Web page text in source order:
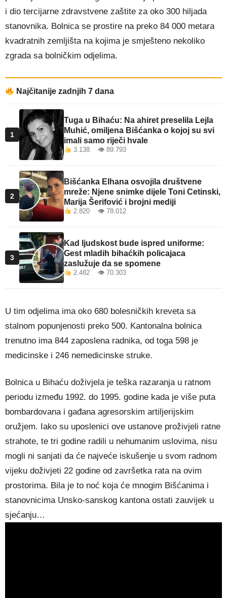
i dio tercijarne zdravstvene zaštite za oko 300 hiljada
stanovnika. Bolnica se prostire na preko 84 000 metara
kvadratnih zemljišta na kojima je smješteno nekoliko
zgrada sa bolničkim odjelima.
Najčitanije zadnjih 7 dana
1
Tuga u Bihaću: Na ahiret preselila Lejla
Muhić, omiljena Bišćanka o kojoj su svi
imali samo riječi hvale
3.138 👁 89.793
2
Bišćanka Elhana osvojila društvene
mreže: Njene snimke dijele Toni Cetinski,
Marija Šerifović i brojni mediji
2.820 👁 78.012
3
Kad ljudskost bude ispred uniforme:
Gest mladih bihaćkih policajaca
zaslužuje da se spomene
2.482 👁 70.303
U tim odjelima ima oko 680 bolesničkih kreveta sa
stalnom popunjenosti preko 500. Kantonalna bolnica
trenutno ima 844 zaposlena radnika, od toga 598 je
medicinske i 246 nemedicinske struke.
Bolnica u Bihaću doživjela je teška razaranja u ratnom
periodu između 1992. do 1995. godine kada je više puta
bombardovana i gađana agresorskim artiljerijskim
oružjem. Iako su uposlenici ove ustanove proživjeli ratne
strahote, te tri godine radili u nehumanim uslovima, nisu
mogli ni sanjati da će najveće iskušenje u svom radnom
vijeku doživjeti 22 godine od završetka rata na ovim
prostorima. Bila je to noć koja će mnogim Bišćanima i
stanovnicima Unsko-sanskog kantona ostati zauvijek u
sjećanju…